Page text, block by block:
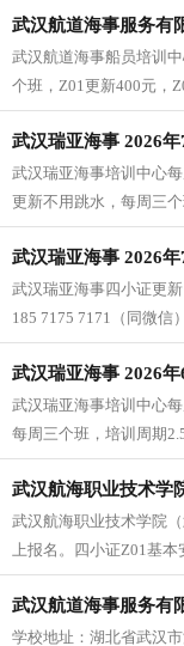
武汉航道海事船员培训
个班，Z01更新400元，
迎报名，请加微信。微
武汉瑞亚海事培训中心
更新不用跳水，每周三
185 7175 7171（同微信
武汉瑞亚海事四小证更
185 7175 7171（同微信）
武汉瑞亚海事培训中心
每周三个班，培训周期
证Z01基本安全、Z02精
有效期5年，到期前需要
武汉航海职业技术学院
上报名。四小证Z01基
防、T06客滚证，有效
发新证书。
学校地址：湖北省武汉